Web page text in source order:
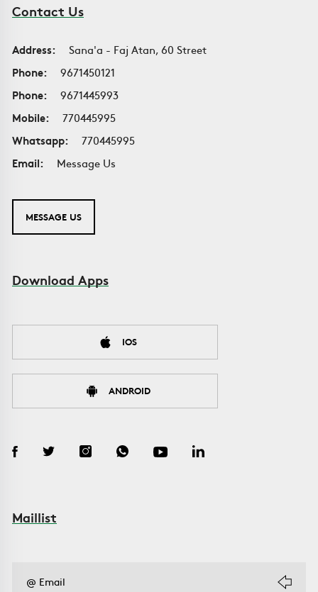
Contact Us
Address:
Sana'a - Faj Atan, 60 Street
Phone:
9671450121
Phone:
9671445993
Mobile:
770445995
Whatsapp:
770445995
Email:
Message Us
MESSAGE US
Download Apps
IOS
ANDROID
Maillist